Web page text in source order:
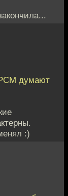
думают
:)